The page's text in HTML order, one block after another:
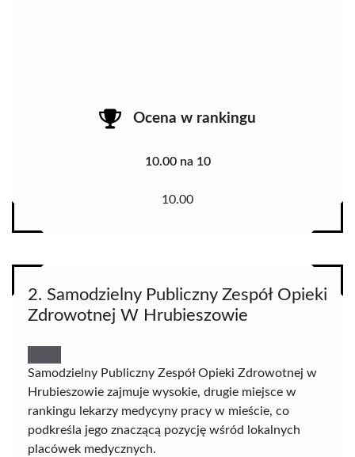
Ocena w rankingu
10.00 na 10
10.00
2. Samodzielny Publiczny Zespół Opieki
Zdrowotnej W Hrubieszowie
Samodzielny Publiczny Zespół Opieki Zdrowotnej w
Hrubieszowie zajmuje wysokie, drugie miejsce w
rankingu lekarzy medycyny pracy w mieście, co
podkreśla jego znaczącą pozycję wśród lokalnych
placówek medycznych.